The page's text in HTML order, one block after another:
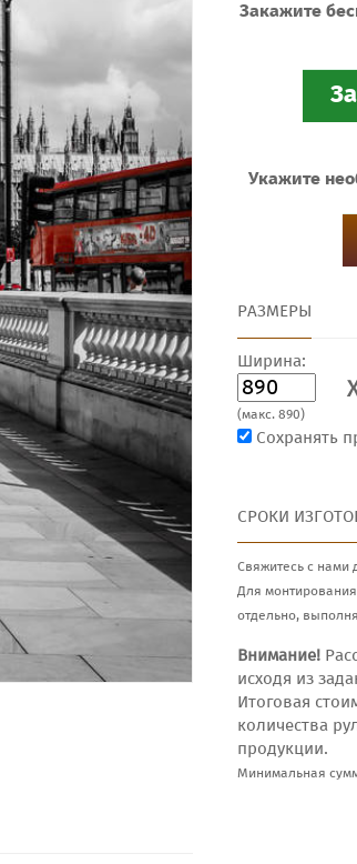
Закажите
Укажите
РАЗМЕРЫ
Ширина:
(макс. 890)
Сохранять
СРОКИ
Свяжитесь с нами
Для
отдельно,
Внимание!
исходя из
Итоговая
количества
продукции.
Минимальная